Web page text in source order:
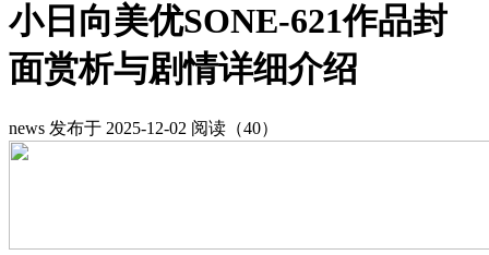
小日向美优SONE-621作品封
面赏析与剧情详细介绍
news 发布于 2025-12-02 阅读（40）